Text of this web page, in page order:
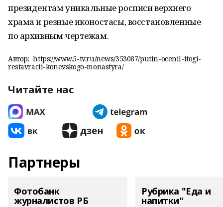
президентам уникальные росписи верхнего
храма и резные иконостасы, восстановленные
по архивным чертежам.
Автор: https://www.5-tv.ru/news/353087/putin-ocenil-itogi-
restavracii-konevskogo-monastyra/
Читайте нас
Партнеры
Фотобанк
журналистов РБ
Рубрика "Еда и
напитки"